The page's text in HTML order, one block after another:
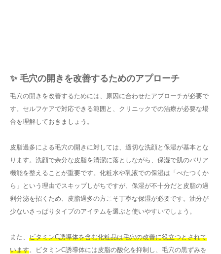
✨ 毛穴の開きを改善するためのアプローチ
毛穴の開きを改善するためには、原因に合わせたアプローチが必要で
す。セルフケアで対応できる範囲と、クリニックでの治療が必要な場
合を理解しておきましょう。
皮脂過多による毛穴の開きに対しては、適切な洗顔と保湿が基本とな
ります。洗顔で余分な皮脂を清潔に落としながら、保湿で肌のバリア
機能を整えることが重要です。化粧水や乳液での保湿は「べたつくか
ら」という理由でスキップしがちですが、保湿が不十分だと皮脂の過
剰分泌を招くため、皮脂過多の方こそ丁寧な保湿が必要です。油分が
少ないさっぱりタイプのアイテムを選ぶと使いやすいでしょう。
また、 ビタミンC誘導体を含む化粧品は毛穴の改善に役立つとされて
います。ビタミンC誘導体には皮脂の酸化を抑制し、毛穴の黒ずみを